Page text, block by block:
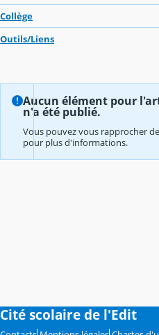
Collège
Outils/Liens
Aucun élément pour
n'a été publié.
Vous pouvez vous rapprocher
pour plus d'informations.
Cité scolaire de l'Edit